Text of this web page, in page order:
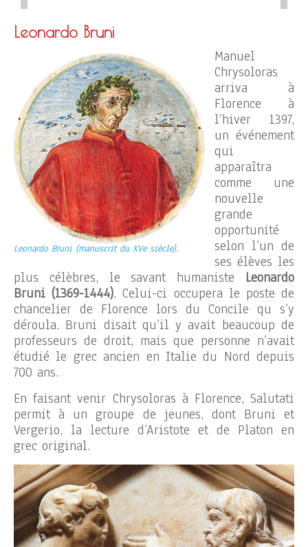
Leonardo Bruni
Leonardo Bruni (manuscrit du XVe siècle).
Manuel
Chrysoloras
arriva à
Florence à
l’hiver 1397,
un événement
qui
apparaîtra
comme une
nouvelle
grande
opportunité
selon l’un de
ses élèves les
plus célèbres, le savant humaniste Leonardo
Bruni (1369-1444). Celui-ci occupera le poste de
chancelier de Florence lors du Concile qu s’y
déroula. Bruni disait qu’il y avait beaucoup de
professeurs de droit, mais que personne n’avait
étudié le grec ancien en Italie du Nord depuis
700 ans.
En faisant venir Chrysoloras à Florence, Salutati
permit à un groupe de jeunes, dont Bruni et
Vergerio, la lecture d’Aristote et de Platon en
grec original.